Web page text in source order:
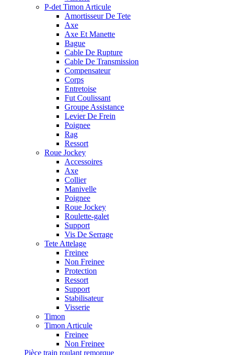
P-det Timon Articule
Amortisseur De Tete
Axe
Axe Et Manette
Bague
Cable De Rupture
Cable De Transmission
Compensateur
Corps
Entretoise
Fut Coulissant
Groupe Assistance
Levier De Frein
Poignee
Rag
Ressort
Roue Jockey
Accessoires
Axe
Collier
Manivelle
Poignee
Roue Jockey
Roulette-galet
Support
Vis De Serrage
Tete Attelage
Freinee
Non Freinee
Protection
Ressort
Support
Stabilisateur
Visserie
Timon
Timon Articule
Freinee
Non Freinee
Pièce train roulant remorque